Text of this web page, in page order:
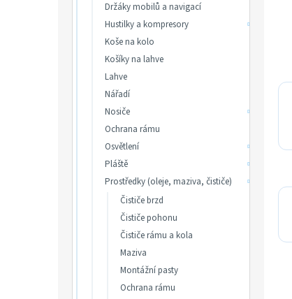
Držáky mobilů a navigací
Hustilky a kompresory
Koše na kolo
Košíky na lahve
Lahve
Nářadí
Nosiče
Ochrana rámu
Osvětlení
Pláště
Prostředky (oleje, maziva, čističe)
Čističe brzd
Čističe pohonu
Čističe rámu a kola
Maziva
Montážní pasty
Ochrana rámu